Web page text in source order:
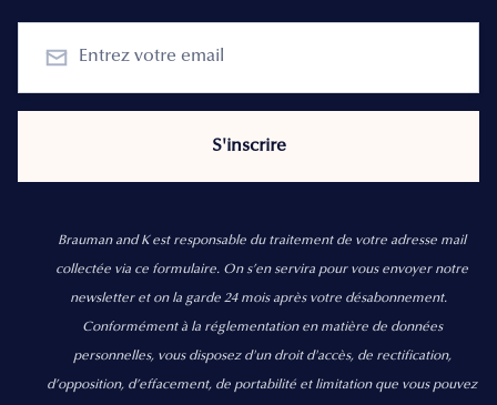
Brauman and K est responsable du traitement de votre adresse mail
collectée via ce formulaire. On s’en servira pour vous envoyer notre
newsletter et on la garde 24 mois après votre désabonnement.
Conformément à la réglementation en matière de données
personnelles, vous disposez d'un droit d'accès, de rectification,
d’opposition, d’effacement, de portabilité et limitation que vous pouvez